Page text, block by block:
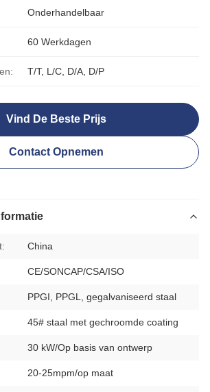
Onderhandelbaar
60 Werkdagen
T/T, L/C, D/A, D/P
Vind De Beste Prijs
Contact Opnemen
China
CE/SONCAP/CSA/ISO
PPGI, PPGL, gegalvaniseerd staal
45# staal met gechroomde coating
30 kW/Op basis van ontwerp
20-25mpm/op maat